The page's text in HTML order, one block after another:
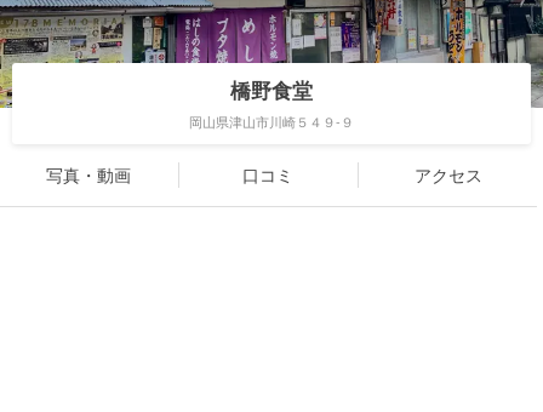
橋野食堂
岡山県津山市川崎５４９-９
写真・動画 口コミ アクセス